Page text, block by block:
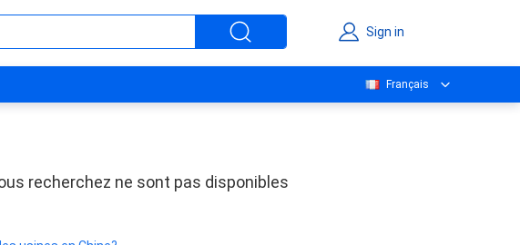
Sign in
Français
recherchez ne sont pas disponibles